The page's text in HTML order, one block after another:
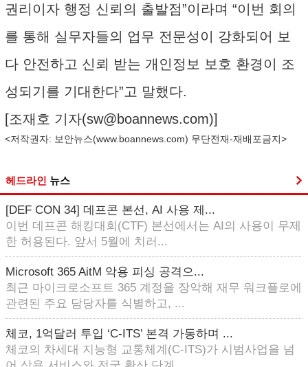
권리이자 행정 신뢰의 출발점”이라며 “이번 회의
를 통해 실무자들의 업무 전문성이 강화되어 보
다 안전하고 신뢰 받는 개인정보 보호 환경이 조
성되기를 기대한다”고 말했다.
[조재호 기자(sw@boannews.com)]
<저작권자: 보안뉴스(www.boannews.com) 무단전재-재배포금지>
헤드라인 뉴스
[DEF CON 34] 데프콘 본선, AI 사용 제...
이번 데프콘 해킹대회(CTF) 본선에서는 AI의 사용이 무제
한 허용된다. 앞서 5월에 치러...
Microsoft 365 AitM 악용 피싱 공격으...
최근 마이크로소프트 365 계정을 장악해 재무 워크플로에
관련된 주요 담당자를 식별하고, ...
체코, 1억달러 투입 ‘C-ITS’ 본격 가동하며 ...
체코의 차세대 지능형 교통체계(C-ITS)가 시범사업을 넘